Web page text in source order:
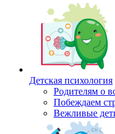
Детская психология
Родителям о
Побеждаем
Вежливые